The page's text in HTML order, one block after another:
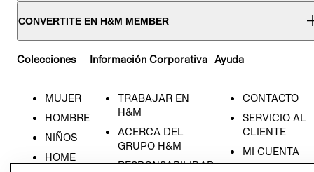
CONVERTITE EN H&M MEMBER
Colecciones
MUJER
HOMBRE
NIÑOS
HOME
Información Corporativa
TRABAJAR EN
H&M
ACERCA DEL
GRUPO H&M
RESPONSABILIDAD
Ayuda
CONTACTO
SERVICIO AL
CLIENTE
MI CUENTA